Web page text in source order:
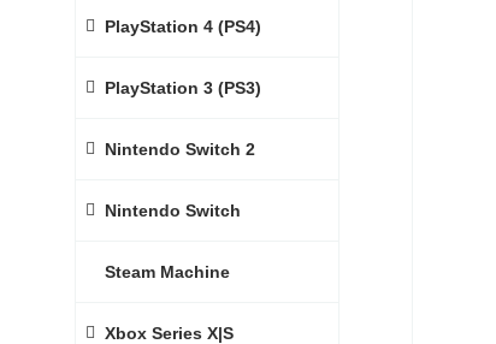
PlayStation 4 (PS4)
PlayStation 3 (PS3)
Nintendo Switch 2
Nintendo Switch
Steam Machine
Xbox Series X|S